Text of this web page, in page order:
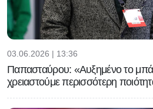
03.06.2026 | 13:36
Παπασταύρου: «Αυξημένο το
χρειαστούμε περισσότερη